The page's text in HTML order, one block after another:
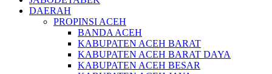
DAERAH
PROPINSI ACEH
BANDA ACEH
KABUPATEN ACEH BARAT
KABUPATEN ACEH BARAT DAYA
KABUPATEN ACEH BESAR